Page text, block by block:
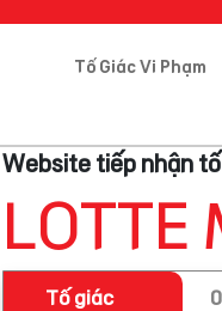
Tố Giác Vi Phạm
Website tiếp nhận
LOTTE
Tố giác